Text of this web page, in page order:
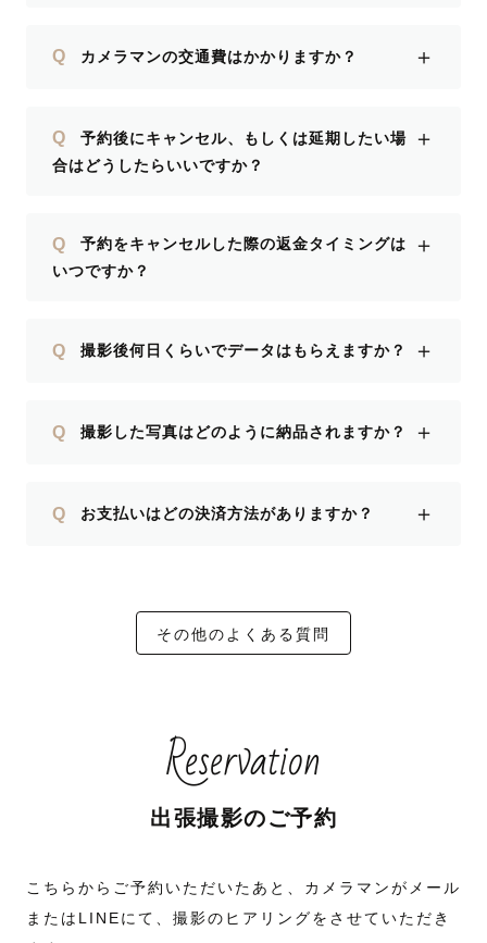
Q カメラマンの交通費はかかりますか？ ＋
Q
予約後にキャンセル、もしくは延期したい場
合はどうしたらいいですか？
＋
Q
予約をキャンセルした際の返金タイミングは
いつですか？
＋
Q 撮影後何日くらいでデータはもらえますか？ ＋
Q 撮影した写真はどのように納品されますか？ ＋
Q お支払いはどの決済方法がありますか？ ＋
その他のよくある質問
Reservation
出張撮影のご予約
こちらからご予約いただいたあと、カメラマンがメール
またはLINEにて、撮影のヒアリングをさせていただき